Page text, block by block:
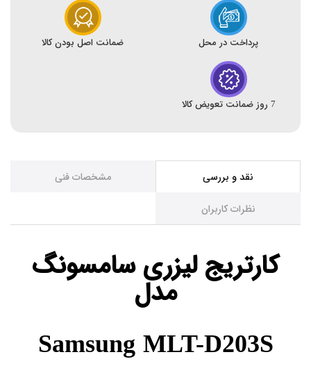
پرداخت در محل ضمانت اصل بودن کالا
7 روز ضمانت تعویض کالا
نقد و بررسی مشخصات فنی
نظرات کاربران
کارتریج لیزری سامسونگ
مدل
Samsung MLT-D203S